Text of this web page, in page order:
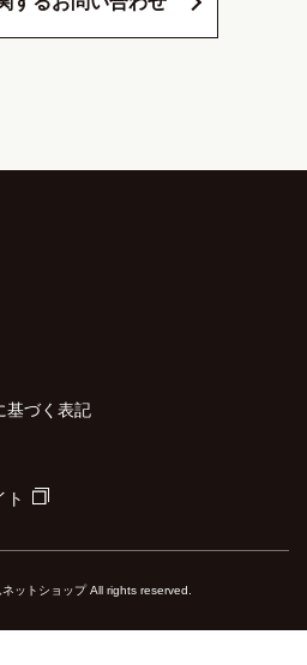
基づく表記
ト
ットショップ All rights reserved.